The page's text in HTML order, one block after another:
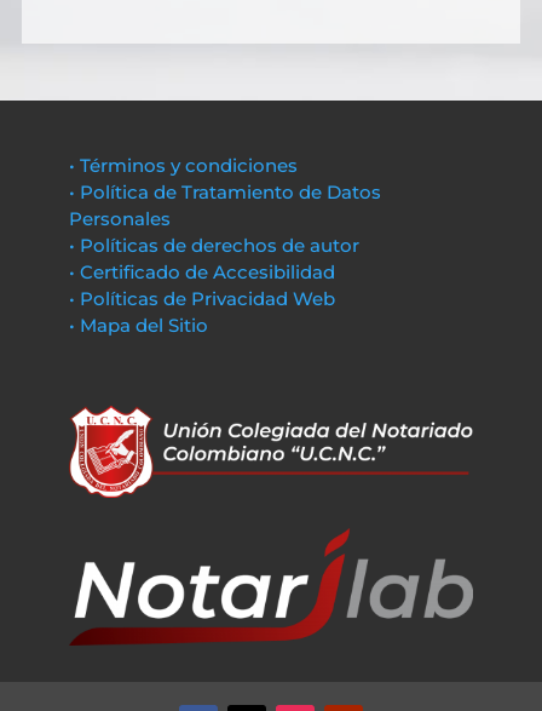
• Términos y condiciones
• Política de Tratamiento de Datos
Personales
• Políticas de derechos de autor
• Certificado de Accesibilidad
• Políticas de Privacidad Web
• Mapa del Sitio